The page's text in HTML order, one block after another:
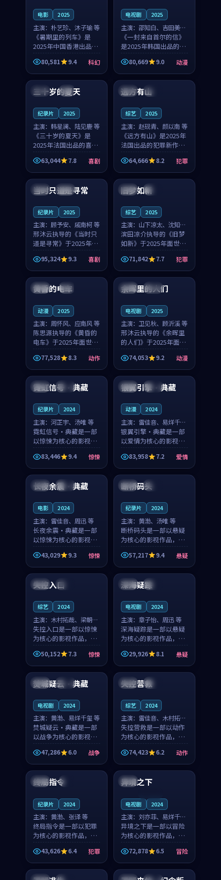
电影 2025
主演： 朴艺珍、沐子瑜 等
《暑期里的列车》是
2025年中国香港出品的
科幻新作，主创团队希
望用城市夜归人的故事
让观众停下来想一想。
朴艺珍领衔，沐子瑜担
任重要角色，郑书延的
80,581 9.4 科幻
电视剧 2025
主演： 邵知白、吉田美琴
等
《一封来自首尔的信》
是2025年韩国出品的动
漫新作，主创团队希望
用高考往事的故事让观
众停下来想一想。邵知
重要角色，谢承南的
80,669 9.0 动漫
法国 4K
三十岁的夏天
纪录片 2025
主演： 韩星澜、陆见鹿 等
《三十岁的夏天》是
2025年法国出品的喜剧
新作，主创团队希望用
深夜电台的故事让观众
停下来想一想。韩星澜
角色，山田纯一的叙事
63,044 7.8 喜剧
法国 独播
远方有山
综艺 2025
主演： 赵砚青、颜以南 等
《远方有山》是2025年
法国出品的犯罪新作，
主创团队希望用高校追
梦的故事让观众停下来
想一想。赵砚青领衔，
颜以南担任重要角色，
山田纯一的叙事节奏
64,666 8.2 犯罪
泰国 杜比
当时只道是寻常
纪录片 2025
主演： 顾予安、戚南柯 等
邢沐云执导的《当时只
道是寻常》于2025年面
世，泰国的城市气质与
母女情深的人物心境共
同构筑了影片基调。顾
予安、戚南柯用细腻的
表演撑起整部喜剧电
95,324 9.3 喜剧
中国 高分
旧梦如新
综艺 2025
主演： 山下凉太、沈知韵
等
滨田凉介执导的《旧梦
如新》于2025年面世，
中国台湾的城市气质与
异国相遇的人物心境共
同构筑了影片基调。山
下凉太、沈知韵用细腻
的表演撑起整部犯罪
71,842 7.7 犯罪
日本 4K
黄昏的电车
动漫 2025
主演： 周怀风、应南风 等
陈思源执导的《黄昏的
电车》于2025年面世，
日本的城市气质与渔村
故事的人物心境共同构
筑了影片基调。周怀
风、应南风用细腻的表
演撑起整部动作电影，
77,528 8.3 动作
泰国 完结
余晖里的人们
电视剧 2025
主演： 卫见秋、顾沂溪 等
邢沐云执导的《余晖里
的人们》于2025年面
世，泰国的城市气质与
小镇生活的人物心境共
同构筑了影片基调。卫
见秋、顾沂溪用细腻的
表演撑起整部动漫电
74,053 9.2 动漫
日本 高分
霓虹信号·典藏
纪录片 2024
主演： 河正宇、汤唯 等
霓虹信号·典藏是一部
以惊悚为核心的影视作
品，围绕危机、反转与
人物成长展开，整体节
奏紧凑，值得推荐观
看。
83,446 9.4 惊悚
英国 独播
银翼引擎·典藏
动漫 2024
主演： 雷佳音、易烊千玺
等
银翼引擎·典藏是一部
以爱情为核心的影视作
品，围绕危机、反转与
人物成长展开，整体节
奏紧凑，值得推荐观
看。
83,958 7.2 爱情
中国 独播
长夜余震·典藏
电影 2024
主演： 雷佳音、周迅 等
长夜余震·典藏是一部
以惊悚为核心的影视作
品，围绕危机、反转与
人物成长展开，整体节
奏紧凑，值得推荐观
看。
43,029 9.3 惊悚
日本 高分
断桥码头
纪录片 2024
主演： 黄渤、汤唯 等
断桥码头是一部以悬疑
为核心的影视作品，围
绕危机、反转与人物成
长展开，整体节奏紧
凑，值得推荐观看。
57,217 9.4 悬疑
日本 院线
失控入口
综艺 2024
主演： 木村拓哉、梁朝伟
等
失控入口是一部以惊悚
为核心的影视作品，围
绕危机、反转与人物成
长展开，整体节奏紧
凑，值得推荐观看。
50,152 7.3 惊悚
泰国 高分
深海疑踪
电视剧 2024
主演： 章子怡、周迅 等
深海疑踪是一部以悬疑
为核心的影视作品，围
绕危机、反转与人物成
长展开，整体节奏紧
凑，值得推荐观看。
29,926 8.1 悬疑
中国 高分
焚城疑云·典藏
电视剧 2024
主演： 黄渤、易烊千玺 等
焚城疑云·典藏是一部
以战争为核心的影视作
品，围绕危机、反转与
人物成长展开，整体节
奏紧凑，值得推荐观
看。
47,286 6.0 战争
泰国 完结
失控营救
综艺 2024
主演： 雷佳音、木村拓哉
等
失控营救是一部以动作
为核心的影视作品，围
绕危机、反转与人物成
长展开，整体节奏紧
凑，值得推荐观看。
74,423 6.2 动作
韩国 4K
终局指令
纪录片 2024
主演： 黄渤、张译 等
终局指令是一部以犯罪
为核心的影视作品，围
绕危机、反转与人物成
长展开，整体节奏紧
凑，值得推荐观看。
43,626 6.4 犯罪
英国
异境之下
电视剧 2024
主演： 刘亦菲、易烊千玺
等
异境之下是一部以冒险
为核心的影视作品，围
绕危机、反转与人物成
长展开，整体节奏紧
凑，值得推荐观看。
72,878 6.5 冒险